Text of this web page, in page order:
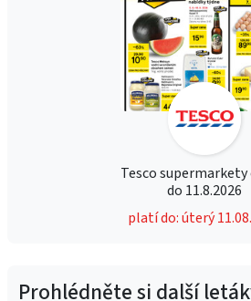
Tesco supermarkety
do 11.8.2026
platí do: úterý
Prohlédněte si další